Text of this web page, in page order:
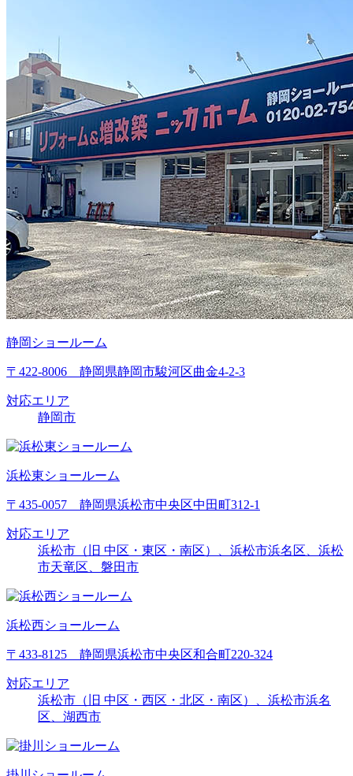
静岡ショールーム
〒422-8006 静岡県静岡市駿河区曲金4-2-3
対応エリア
静岡市
浜松東ショールーム
〒435-0057 静岡県浜松市中央区中田町312-1
対応エリア
浜松市（旧 中区・東区・南区）、浜松市浜名区、浜松
市天竜区、磐田市
浜松西ショールーム
〒433-8125 静岡県浜松市中央区和合町220-324
対応エリア
浜松市（旧 中区・西区・北区・南区）、浜松市浜名
区、湖西市